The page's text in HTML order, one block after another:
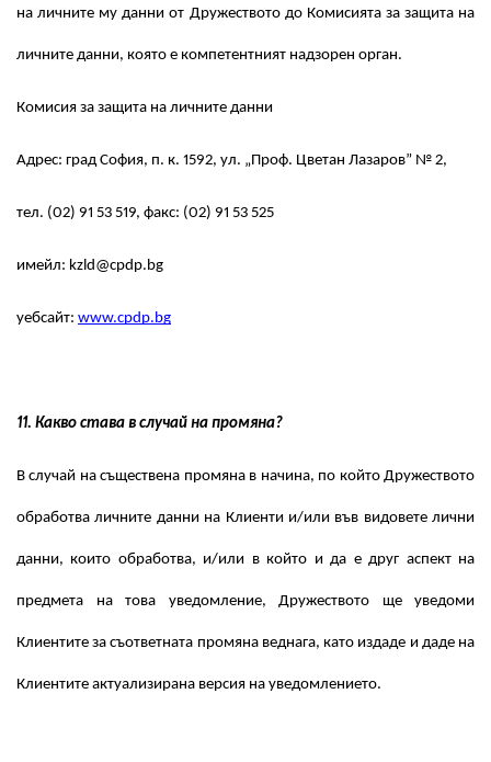
на личните му данни от Дружеството до Комисията за защита на
личните данни, която е компетентният надзорен орган.
Комисия за защита на личните данни
Адрес: град София, п. к. 1592, ул. „Проф. Цветан Лазаров” № 2,
тел. (02) 91 53 519, факс: (02) 91 53 525
имейл: kzld@cpdp.bg
уебсайт: www.cpdp.bg
11. Какво става в случай на промяна?
В случай на съществена промяна в начина, по който Дружеството
обработва личните данни на Клиенти и/или във видовете лични
данни, които обработва, и/или в който и да е друг аспект на
предмета на това уведомление, Дружеството ще уведоми
Клиентите за съответната промяна веднага, като издаде и даде на
Клиентите актуализирана версия на уведомлението.